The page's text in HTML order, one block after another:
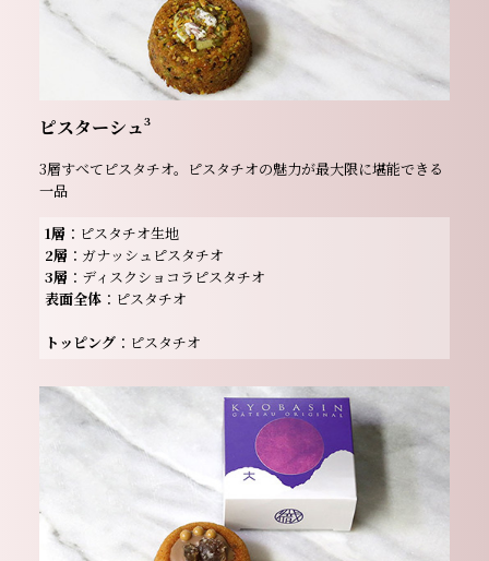
ピスターシュ³
3層すべてピスタチオ。ピスタチオの魅力が最大限に堪能できる
一品
1層 ：ピスタチオ生地
2層 ：ガナッシュピスタチオ
3層 ：ディスクショコラピスタチオ
表面全体：ピスタチオ
トッピング：ピスタチオ